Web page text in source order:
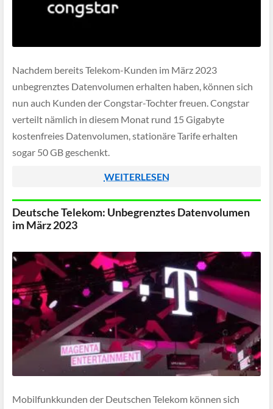
Nachdem bereits Telekom-Kunden im März 2023
unbegrenztes Datenvolumen erhalten haben, können sich
nun auch Kunden der Congstar-Tochter freuen. Congstar
verteilt nämlich in diesem Monat rund 15 Gigabyte
kostenfreies Datenvolumen, stationäre Tarife erhalten
sogar 50 GB geschenkt.
WEITERLESEN
Deutsche Telekom: Unbegrenztes Datenvolumen
im März 2023
Mobilfunkkunden der Deutschen Telekom können sich